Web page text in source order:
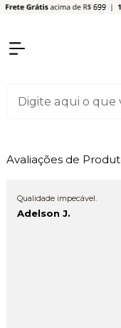
Avaliações de
Qualidade impecável.
Adelson J.